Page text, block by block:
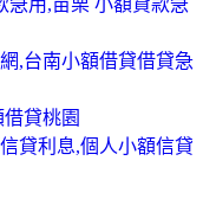
,台南小額借貸借貸急
貸桃園
貸利息,個人小額信貸